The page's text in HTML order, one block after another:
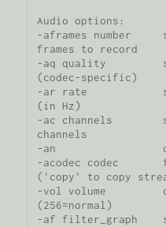
Audio options:
-aframes number
frames to record
-aq quality
(codec-specific)
-ar rate
(in Hz)
-ac channels
channels
-an
-acodec codec
('copy' to copy
-vol volume
(256=normal)
-af filter_graph